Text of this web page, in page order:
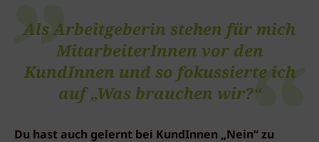
Als Arbeitgeberin stehen für mich
MitarbeiterInnen vor den
KundInnen und so fokussierte ich
auf „Was brauchen wir?“
Du hast auch gelernt bei KundInnen „Nein“ zu